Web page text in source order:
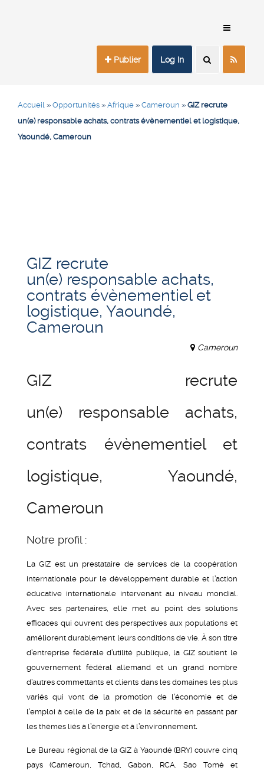
Publier Log In
Accueil » Opportunités » Afrique » Cameroun » GIZ recrute
un(e) responsable achats, contrats évènementiel et logistique,
Yaoundé, Cameroun
GIZ recrute
un(e) responsable achats,
contrats évènementiel et
logistique, Yaoundé,
Cameroun
Cameroun
GIZ recrute
un(e) responsable achats,
contrats évènementiel et
logistique, Yaoundé,
Cameroun
Notre profil :
La GIZ est un prestataire de services de la coopération
internationale pour le développement durable et l’action
éducative internationale intervenant au niveau mondial.
Avec ses partenaires, elle met au point des solutions
efficaces qui ouvrent des perspectives aux populations et
améliorent durablement leurs conditions de vie. À son titre
d’entreprise fédérale d’utilité publique, la GIZ soutient le
gouvernement fédéral allemand et un grand nombre
d’autres commettants et clients dans les domaines les plus
variés qui vont de la promotion de l’économie et de
l’emploi à celle de la paix et de la sécurité en passant par
les thèmes liés à l’énergie et à l’environnement.
Le Bureau régional de la GIZ à Yaoundé (BRY) couvre cinq
pays (Cameroun, Tchad, Gabon, RCA, Sao Tomé et